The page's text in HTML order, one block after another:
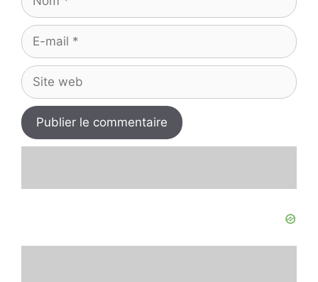
E-
mail
Site
web